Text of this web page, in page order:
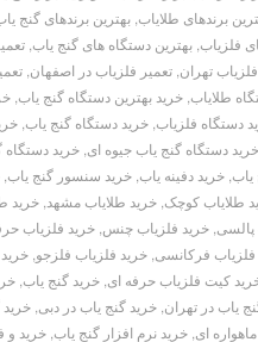
برندهای طلایاب, بهترین برندهای گنج
فلزیاب, بهترین دستگاه های گنج یاب,
تهران, تعمیر فلزیاب در اصفهان,
طلایاب, خرید بهترین دستگاه گنج یاب,
دستگاه فلزیاب, خرید دستگاه گنج یاب,
خرید دستگاه گنج یاب جیوه ای, خرید دستگاه
یاب, خرید دفینه یاب, خرید سنسور گنج یاب,
طلایاب کوچک, خرید طلایاب مشهد, خرید
پالسی, خرید فلزیاب چنس, خرید فلزیاب
فلزیاب فرکانسی, خرید فلزیاب فلزجو,
کیت فلزیاب حرفه ای, خرید گنج یاب,
یاب در تهران, خرید گنج یاب در دبی, خرید
ای, خرید نرم افزار گنج یاب, خرید